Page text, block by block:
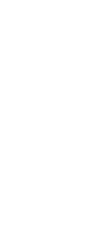
Fighting